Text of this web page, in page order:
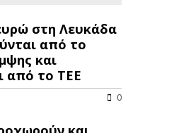
στη Λευκάδα
από το
και
από το ΤΕΕ
0